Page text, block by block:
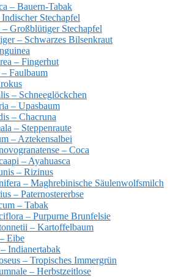
– Bauern-Tabak
Stechapfel
Großblütiger Stechapfel
– Schwarzes Bilsenkraut
– Fingerhut
Faulbaum
– Schneeglöckchen
– Upasbaum
– Chacruna
– Steppenraute
– Aztekensalbei
– Coca
– Ayahuasca
– Rizinus
– Maghrebinische Säulenwolfsmilch
– Paternostererbse
– Tabak
– Purpurne Brunfelsie
– Kartoffelbaum
Eibe
Indianertabak
– Tropisches Immergrün
– Herbstzeitlose